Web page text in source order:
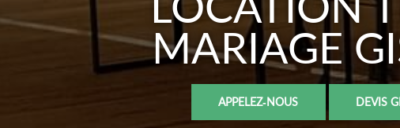
MARIAGE
APPELEZ-NOUS DEVIS